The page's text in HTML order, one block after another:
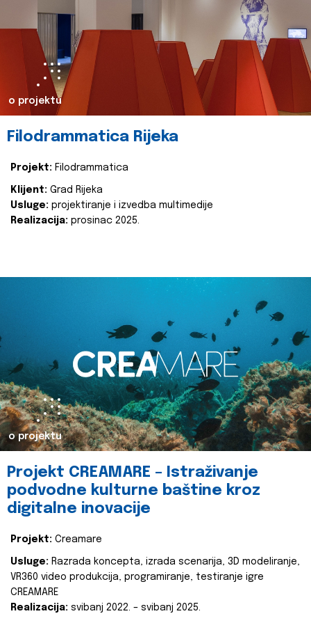
o projektu
Filodrammatica Rijeka
Projekt: Filodrammatica
Klijent: Grad Rijeka
Usluge: projektiranje i izvedba multimedije
Realizacija: prosinac 2025.
o projektu
Projekt CREAMARE – Istraživanje
podvodne kulturne baštine kroz
digitalne inovacije
Projekt: Creamare
Usluge: Razrada koncepta, izrada scenarija, 3D modeliranje,
VR360 video produkcija, programiranje, testiranje igre
CREAMARE
Realizacija: svibanj 2022. – svibanj 2025.